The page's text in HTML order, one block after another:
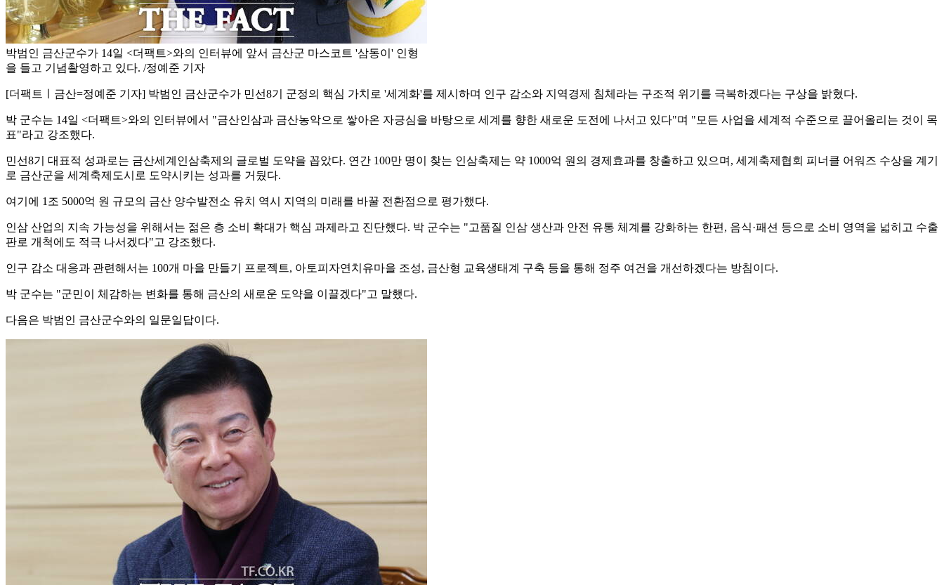
박범인 금산군수가 14일 <더팩트>와의 인터뷰에 앞서 금산군 마스코트 '삼동이' 인형
을 들고 기념촬영하고 있다. /정예준 기자
[더팩트ㅣ금산=정예준 기자] 박범인 금산군수가 민선8기 군정의 핵심 가치로 '세계화'를 제시하며 인구 감소와 지역경제 침체라는 구조적 위기를 극복하겠다는 구상을 밝혔다.
박 군수는 14일 <더팩트>와의 인터뷰에서 "금산인삼과 금산농악으로 쌓아온 자긍심을 바탕으로 세계를 향한 새로운 도전에 나서고 있다"며 "모든 사업을 세계적 수준으로 끌어올리는 것이 목
표"라고 강조했다.
민선8기 대표적 성과로는 금산세계인삼축제의 글로벌 도약을 꼽았다. 연간 100만 명이 찾는 인삼축제는 약 1000억 원의 경제효과를 창출하고 있으며, 세계축제협회 피너클 어워즈 수상을 계기
로 금산군을 세계축제도시로 도약시키는 성과를 거뒀다.
여기에 1조 5000억 원 규모의 금산 양수발전소 유치 역시 지역의 미래를 바꿀 전환점으로 평가했다.
인삼 산업의 지속 가능성을 위해서는 젊은 층 소비 확대가 핵심 과제라고 진단했다. 박 군수는 "고품질 인삼 생산과 안전 유통 체계를 강화하는 한편, 음식·패션 등으로 소비 영역을 넓히고 수출
판로 개척에도 적극 나서겠다"고 강조했다.
인구 감소 대응과 관련해서는 100개 마을 만들기 프로젝트, 아토피자연치유마을 조성, 금산형 교육생태계 구축 등을 통해 정주 여건을 개선하겠다는 방침이다.
박 군수는 "군민이 체감하는 변화를 통해 금산의 새로운 도약을 이끌겠다"고 말했다.
다음은 박범인 금산군수와의 일문일답이다.